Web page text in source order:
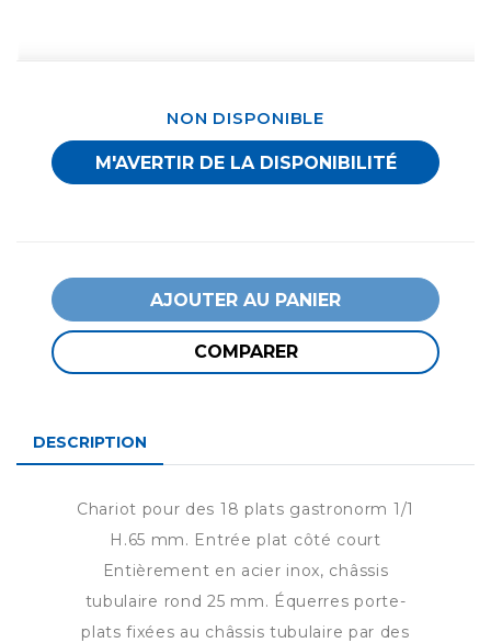
NON DISPONIBLE
M'AVERTIR DE LA DISPONIBILITÉ
AJOUTER AU PANIER
COMPARER
DESCRIPTION
Chariot pour des 18 plats gastronorm 1/1
H.65 mm. Entrée plat côté court
Entièrement en acier inox, châssis
tubulaire rond 25 mm. Équerres porte-
plats fixées au châssis tubulaire par des